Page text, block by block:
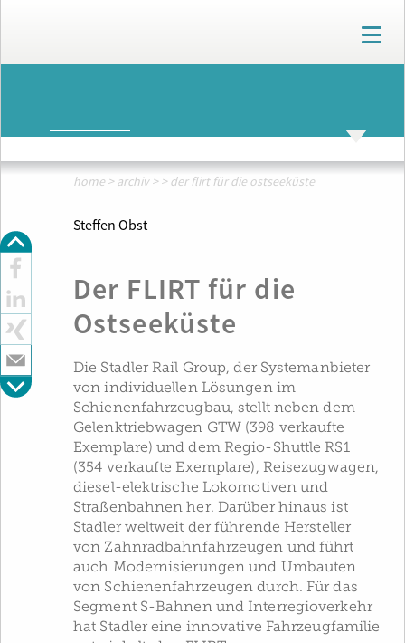
T
o
g
n
v
ARCHIV
home >archiv >>der flirt für die ostseeküste
Steffen Obst
Der FLIRT für die
Ostseeküste
Die Stadler Rail Group, der Systemanbieter
von individuellen Lösungen im
Schienenfahrzeugbau, stellt neben dem
Gelenktriebwagen GTW (398 verkaufte
Exemplare) und dem Regio-Shuttle RS1
(354 verkaufte Exemplare), Reisezugwagen,
diesel-elektrische Lokomotiven und
Straßenbahnen her. Darüber hinaus ist
Stadler weltweit der führende Hersteller
von Zahnradbahnfahrzeugen und führt
auch Modernisierungen und Umbauten
von Schienenfahrzeugen durch. Für das
Segment S-Bahnen und Interregioverkehr
hat Stadler eine innovative Fahrzeugfamilie